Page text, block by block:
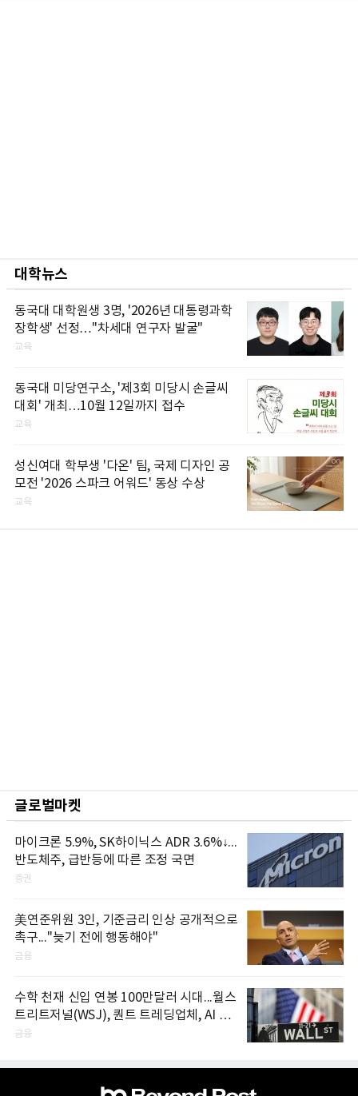
대학뉴스
동국대 대학원생 3명, '2026년 대통령과학
장학생' 선정…"차세대 연구자 발굴"
교육
동국대 미당연구소, '제3회 미당시 손글씨
대회' 개최…10월 12일까지 접수
교육
성신여대 학부생 '다온' 팀, 국제 디자인 공
모전 '2026 스파크 어워드' 동상 수상
교육
글로벌마켓
마이크론 5.9%, SK하이닉스 ADR 3.6%↓...
반도체주, 급반등에 따른 조정 국면
증권
美연준위원 3인, 기준금리 인상 공개적으로
촉구..."늦기 전에 행동해야"
금융
수학 천재 신입 연봉 100만달러 시대...월스
트리트저널(WSJ), 퀀트 트레딩업체, AI 기
업들 인재 확보 경쟁
금융